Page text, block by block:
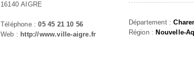
16140 AIGRE
Téléphone :05 45 21 10 56
Web : http://www.ville-aigre.fr
Département :
Région : Nouvelle-